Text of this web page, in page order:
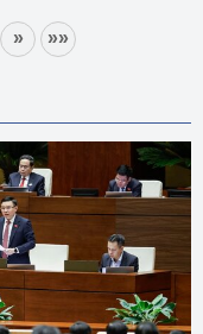
» »»